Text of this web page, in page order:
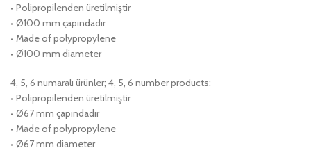
• Polipropilenden üretilmiştir
• Ø100 mm çapındadır
• Made of polypropylene
• Ø100 mm diameter
4, 5, 6 numaralı ürünler; 4, 5, 6 number products:
• Polipropilenden üretilmiştir
• Ø67 mm çapındadır
• Made of polypropylene
• Ø67 mm diameter